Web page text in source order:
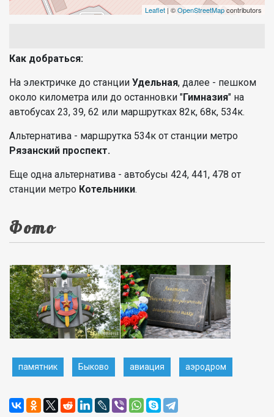
Leaflet | ©OpenStreetMapcontributors
Как добраться:
На электричке до станции Удельная, далее - пешком
около километра или до останновки "Гимназия" на
автобусах 23, 39, 62 или маршрутках 82к, 68к, 534к.
Альтернатива - маршрутка 534к от станции метро
Рязанский проспект.
Еще одна альтернатива - автобусы 424, 441, 478 от
станции метро Котельники.
Фото
памятник Быково авиация аэродром